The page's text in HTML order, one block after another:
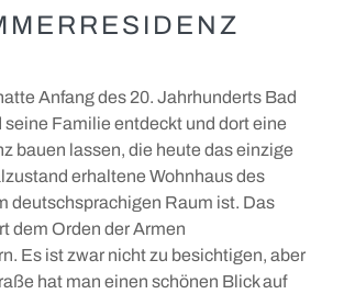
Film-Festival
Anfang des 20. Jahrhunderts Bad
seine Familie entdeckt und dort eine
bauen lassen, die heute das einzige
erhaltene Wohnhaus des
deutschsprachigen Raum ist. Das
dem Orden der Armen
Es ist zwar nicht zu besichtigen, aber
hat man einen schönen Blick auf